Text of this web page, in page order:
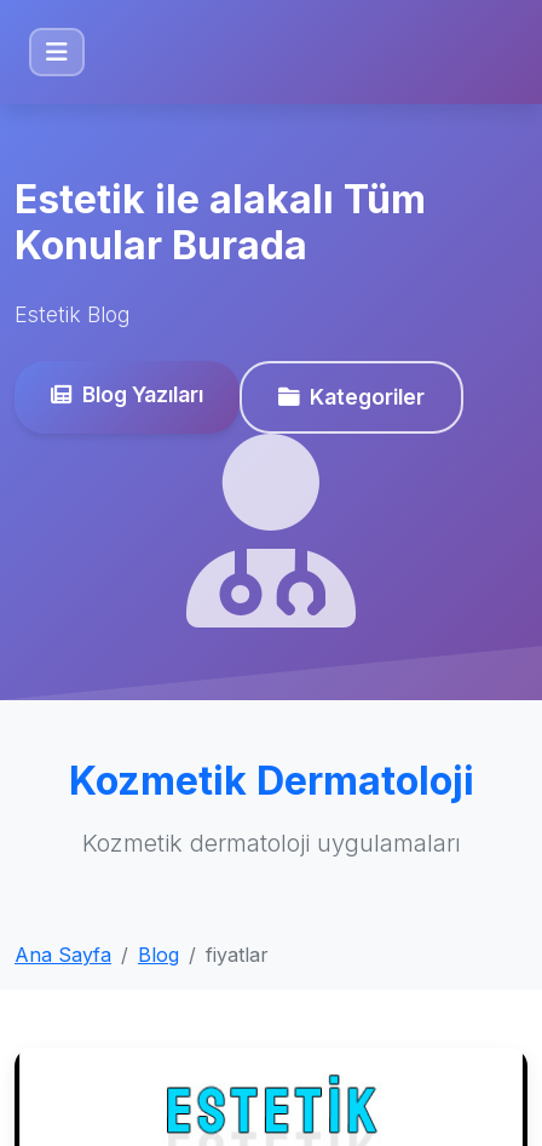
Estetik ile alakalı Tüm
Konular Burada
Estetik Blog
Blog Yazıları Kategoriler
Kozmetik Dermatoloji
Kozmetik dermatoloji uygulamaları
Ana Sayfa Blog fiyatlar